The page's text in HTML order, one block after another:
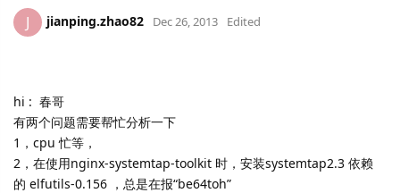
J jianping.zhao82 Dec 26, 2013 Edited
hi : 春哥
有两个问题需要帮忙分析一下
1，cpu 忙等，
2，在使用nginx-systemtap-toolkit 时，安装systemtap2.3 依赖
的 elfutils-0.156 ，总是在报“be64toh”